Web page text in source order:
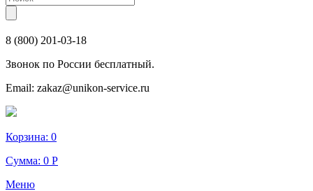
8 (800) 201-03-18
Звонок по России бесплатный.
Email: zakaz@unikon-service.ru
Корзина: 0
Сумма: 0 Р
Меню